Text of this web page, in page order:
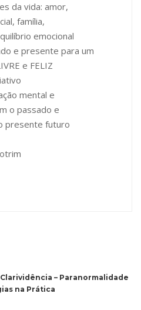
da vida: amor,
família,
emocional
e presente para um
e FELIZ
mental e
o passado e
presente futuro
– Paranormalidade
na Prática